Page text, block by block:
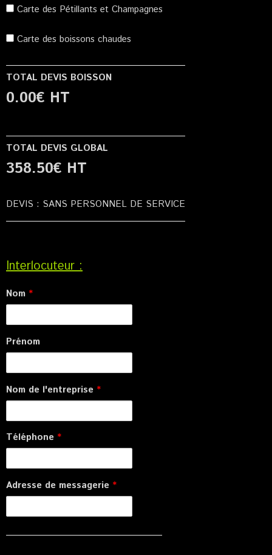
Carte des Pétillants et Champagnes
Carte des boissons chaudes
TOTAL DEVIS BOISSON
0.00€ HT
TOTAL DEVIS GLOBAL
358.50€ HT
DEVIS : SANS PERSONNEL DE SERVICE
Interlocuteur :
Nom *
Prénom
Nom de l'entreprise *
Téléphone *
Adresse de messagerie *